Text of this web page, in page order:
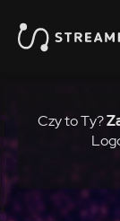
Czy to Ty?